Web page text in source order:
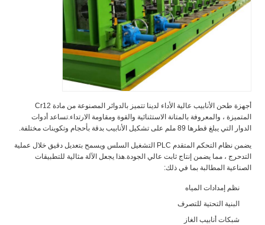
أجهزة طحن الأنابيب عالية الأداء لدينا تتميز بالدوائر المصنوعة من مادة Cr12
المتميزة ، والمعروفة بالمتانة الاستثنائية والقوة ومقاومة الارتداء.تساعد أدوات
الدوار التي يبلغ قطرها 89 ملم على تشكيل الأنابيب بدقة بأحجام وتكوينات مختلفة.
يضمن نظام التحكم المتقدم PLC التشغيل السلس ويسمح بتعديل دقيق خلال عملية
التدحرج ، مما يضمن إنتاج ثابت عالي الجودة.هذا يجعل الآلة مثالية للتطبيقات
الصناعية المطالبة بما في ذلك:
نظم إمدادات المياه
البنية التحتية للتصرف
شبكات أنابيب الغاز